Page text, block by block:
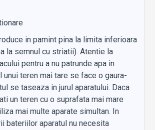
in pamint pina la limita inferioara
la semnul cu striatii). Atentie la
pentru a nu patrunde apa in
unui teren mai tare se face o gaura-
se taseaza in jurul aparatului. Daca
un teren cu o suprafata mai mare
mai multe aparate simultan. In
bateriilor aparatul nu necesita